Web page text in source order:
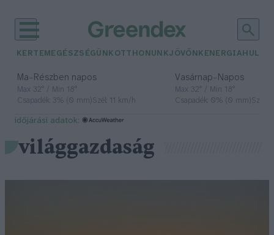
KERTEM EGÉSZSÉGÜNK OTTHONUNKJÖVŐNK ENERGIA
Ma– Részben napos
Max 32° / Min 18°
Csapadék: 3% (0 mm)Szél: 11 km/h
Vasárnap– Napos
Max 32° / Min 18°
Csapadék: 0% (0 mm)Szél:
időjárási adatok:
világgazdaság